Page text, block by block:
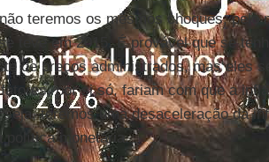
teremos os mesmos choques, pelo
teve em 2015. É provável que se
de preços administrados, mas eles
por si só, fariam com que a
seja, teremos uma desaceleração da
política monetária.